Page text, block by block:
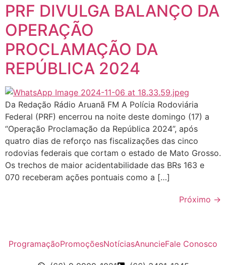
PRF DIVULGA BALANÇO DA
OPERAÇÃO
PROCLAMAÇÃO DA
REPÚBLICA 2024
Da Redação Rádio Aruanã FM A Polícia Rodoviária
Federal (PRF) encerrou na noite deste domingo (17) a
“Operação Proclamação da República 2024”, após
quatro dias de reforço nas fiscalizações das cinco
rodovias federais que cortam o estado de Mato Grosso.
Os trechos de maior acidentabilidade das BRs 163 e
070 receberam ações pontuais como a […]
Próximo →
ProgramaçãoPromoçõesNotíciasAnuncieFale Conosco